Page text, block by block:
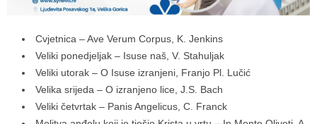
Cvjetnica – Ave Verum Corpus, K. Jenkins
Veliki ponedjeljak – Isuse naš, V. Stahuljak
Veliki utorak – O Isuse izranjeni, Franjo Pl. Lučić
Velika srijeda – O izranjeno lice, J.S. Bach
Veliki četvrtak – Panis Angelicus, C. Franck